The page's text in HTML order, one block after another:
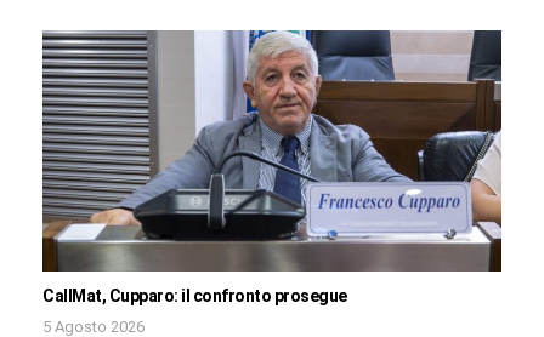
CallMat, Cupparo: il confronto prosegue
5 Agosto 2026